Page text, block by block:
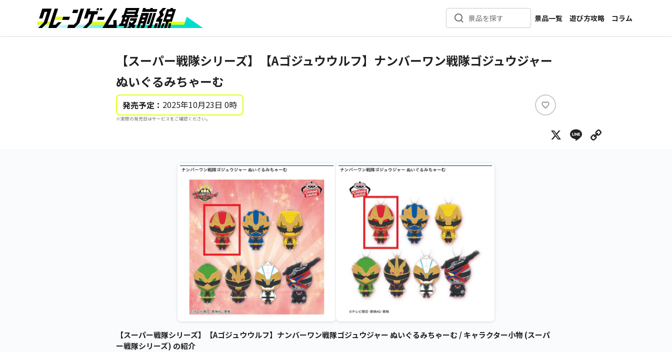
景品を探す
景品一覧
新着景品
作品名一覧
遊び方攻略
コラム
インタビュー
【スーパー戦隊シリーズ】【Aゴジュウウルフ】ナンバーワン戦隊ゴジュウジャー
ぬいぐるみちゃーむ
発売予定： 2025年10月23日 0時
※実際の発売日はサービスをご確認ください。
い
ね
X Line
【スーパー戦隊シリーズ】【Aゴジュウウルフ】ナンバーワン戦隊ゴジュウジャー ぬいぐるみちゃーむ / キャラクター小物 (スーパ
ー戦隊シリーズ) の紹介